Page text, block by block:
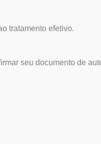
tratamento efetivo.
seu documento de